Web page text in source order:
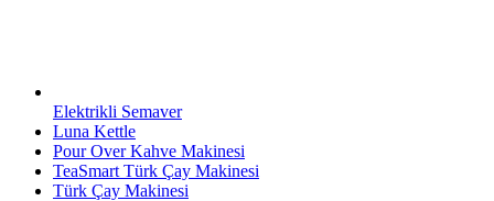
Elektrikli Semaver
Luna Kettle
Pour Over Kahve Makinesi
TeaSmart Türk Çay Makinesi
Türk Çay Makinesi